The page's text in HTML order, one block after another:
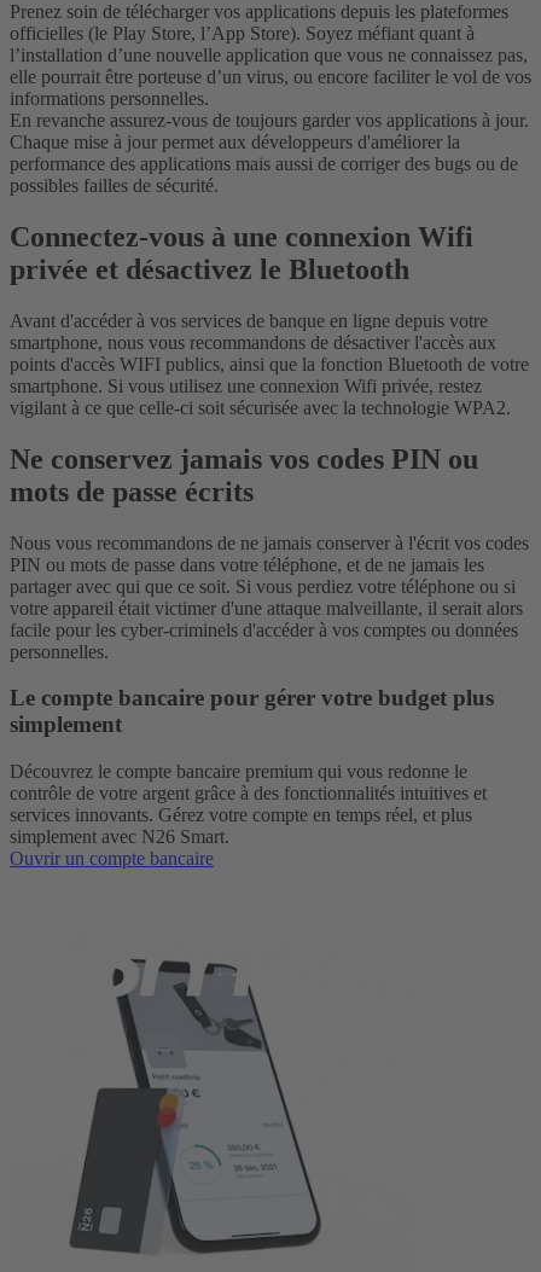
Prenez soin de télécharger vos applications depuis les plateformes
officielles (le Play Store, l’App Store). Soyez méfiant quant à
l’installation d’une nouvelle application que vous ne connaissez pas,
elle pourrait être porteuse d’un virus, ou encore faciliter le vol de vos
informations personnelles.
En revanche assurez-vous de toujours garder vos applications à jour.
Chaque mise à jour permet aux développeurs d'améliorer la
performance des applications mais aussi de corriger des bugs ou de
possibles failles de sécurité.
Connectez-vous à une connexion Wifi
privée et désactivez le Bluetooth
Avant d'accéder à vos services de banque en ligne depuis votre
smartphone, nous vous recommandons de désactiver l'accès aux
points d'accès WIFI publics, ainsi que la fonction Bluetooth de votre
smartphone. Si vous utilisez une connexion Wifi privée, restez
vigilant à ce que celle-ci soit sécurisée avec la technologie WPA2.
Ne conservez jamais vos codes PIN ou
mots de passe écrits
Nous vous recommandons de ne jamais conserver à l'écrit vos codes
PIN ou mots de passe dans votre téléphone, et de ne jamais les
partager avec qui que ce soit. Si vous perdiez votre téléphone ou si
votre appareil était victimer d'une attaque malveillante, il serait alors
facile pour les cyber-criminels d'accéder à vos comptes ou données
personnelles.
Le compte bancaire pour gérer votre budget plus
simplement
Découvrez le compte bancaire premium qui vous redonne le
contrôle de votre argent grâce à des fonctionnalités intuitives et
services innovants. Gérez votre compte en temps réel, et plus
simplement avec N26 Smart.
Ouvrir un compte bancaire